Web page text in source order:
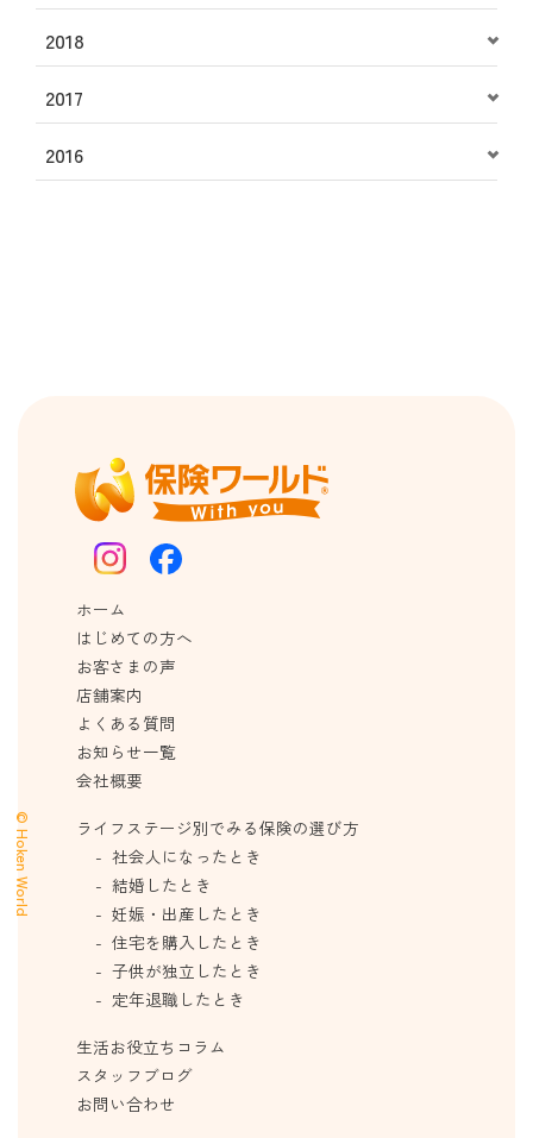
2018
2017
2016
ホーム
はじめての方へ
お客さまの声
店舗案内
よくある質問
お知らせ一覧
会社概要
ライフステージ別でみる保険の選び方
社会人になったとき
結婚したとき
妊娠・出産したとき
住宅を購入したとき
子供が独立したとき
定年退職したとき
生活お役立ちコラム
スタッフブログ
お問い合わせ
© Hoken World